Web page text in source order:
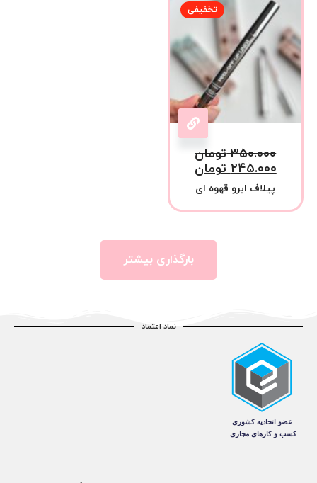
تخفیفی
۳۵۰.۰۰۰ تومان
۲۴۵.۰۰۰ تومان
پیلاف ابرو قهوه ای
بارگذاری بیشتر
نماد اعتماد